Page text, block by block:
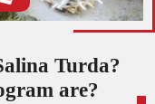
Turda?
are?